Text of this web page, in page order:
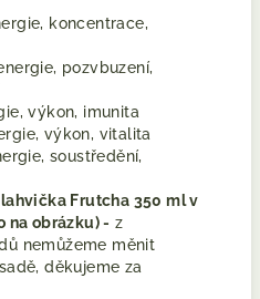
koncentrace,
pozvbuzení,
výkon, imunita
výkon, vitalita
soustředění,
Frutcha 350 ml v
na obrázku) - z
nemůžeme měnit
děkujeme za